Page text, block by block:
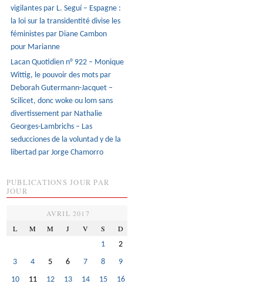
vigilantes par L. Seguí – Espagne :
la loi sur la transidentité divise les
féministes par Diane Cambon
pour Marianne
Lacan Quotidien n° 922 – Monique
Wittig, le pouvoir des mots par
Deborah Gutermann-Jacquet –
Scilicet, donc woke ou lom sans
divertissement par Nathalie
Georges-Lambrichs – Las
seducciones de la voluntad y de la
libertad par Jorge Chamorro
PUBLICATIONS JOUR PAR
JOUR
AVRIL 2017
L
M M J V S D
1
2
3
4 5 6 7 8
9
10
11 12 13 14 15
16